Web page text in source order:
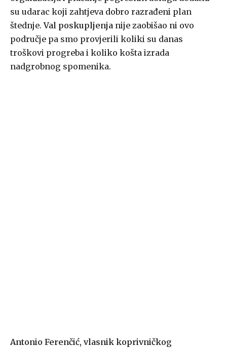
su udarac koji zahtjeva dobro razrađeni plan
štednje.Val poskupljenja nije zaobišao ni ovo
područje pa smo provjerili koliki su danas
troškovi progreba i koliko košta izrada
nadgrobnog spomenika.
Antonio Ferenčić, vlasnik koprivničkog